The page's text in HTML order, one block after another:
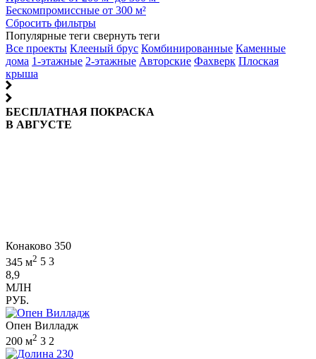
Бескомпромиссные от 300 м²
Сбросить фильтры
Популярные теги свернуть теги
Все проекты Клееный брус Комбинированные Каменные
дома 1-этажные 2-этажные Авторские Фахверк Плоская
крыша
БЕСПЛАТНАЯ ПОКРАСКА
В АВГУСТЕ
Конаково 350
345 м2 5 3
8,9
МЛН
РУБ.
Опен Вилладж
200 м2 3 2